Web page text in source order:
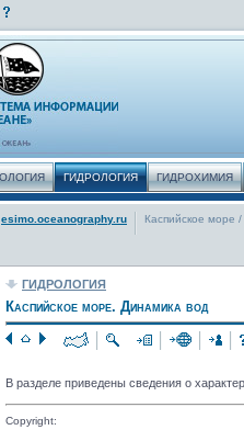
ГИДРОЛОГИЯ ГИДРОХИМИЯ
esimo.oceanography.ru Каспийское море /
ГИДРОЛОГИЯ
Каспийское море. Динамика вод
В разделе приведены сведения о
Copyright: